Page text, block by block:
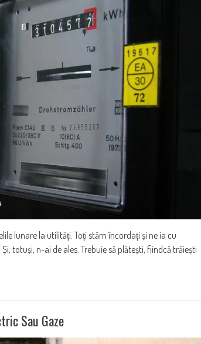
lunare la utilități. Toți stăm încordați și ne ia cu
totuși, n-ai de ales. Trebuie să plătești, fiindcă trăiești
Sau Gaze